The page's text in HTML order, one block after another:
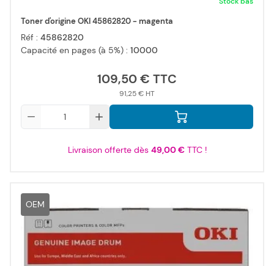
Toner d'origine OKI 45862820 - magenta
Réf : 45862820
Capacité en pages (à 5%) : 10000
109,50 €
91,25 €
Livraison offerte dès 49,00 €TTC !
OEM